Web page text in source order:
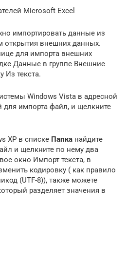
Microsoft Excel
импортировать данные из
открытия внешних данных.
для импорта внешних
Данные в группе Внешние
Из текста.
Windows Vista в адресной
для импорта файл, и щелкните
XP в списке Папка найдите
и щелкните по нему два
окно Импорт текста, в
кодировку ( как правило
(UTF-8)), также можете
разделяет значения в